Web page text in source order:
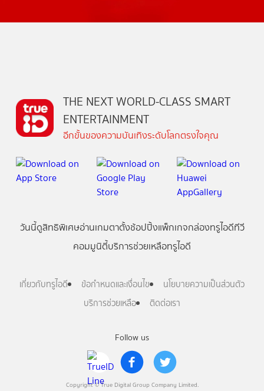
Follow us
Copyright © True Digital Group Company Limited.
THE NEXT WORLD-CLASS SMART
ENTERTAINMENT
อีกขั้นของความบันเทิงระดับโลกตรงใจคุณ
วันนี้ดูสิทธิพิเศษอ่านเกมตาตั้งช้อปปิ้งแพ็กเกจกล่องทรูไอดีทีวี
คอมมูนิตี้บริการช่วยเหลือทรูไอดี
เกี่ยวกับทรูไอดี ข้อกำหนดและเงื่อนไข
นโยบายความเป็นส่วนตัว
บริการช่วยเหลือ
ติดต่อเรา